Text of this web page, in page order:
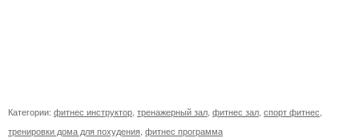
Категории: фитнес инструктор тренажерный зал фитнес зал спорт фитнес
тренировки дома для похудения фитнес программа